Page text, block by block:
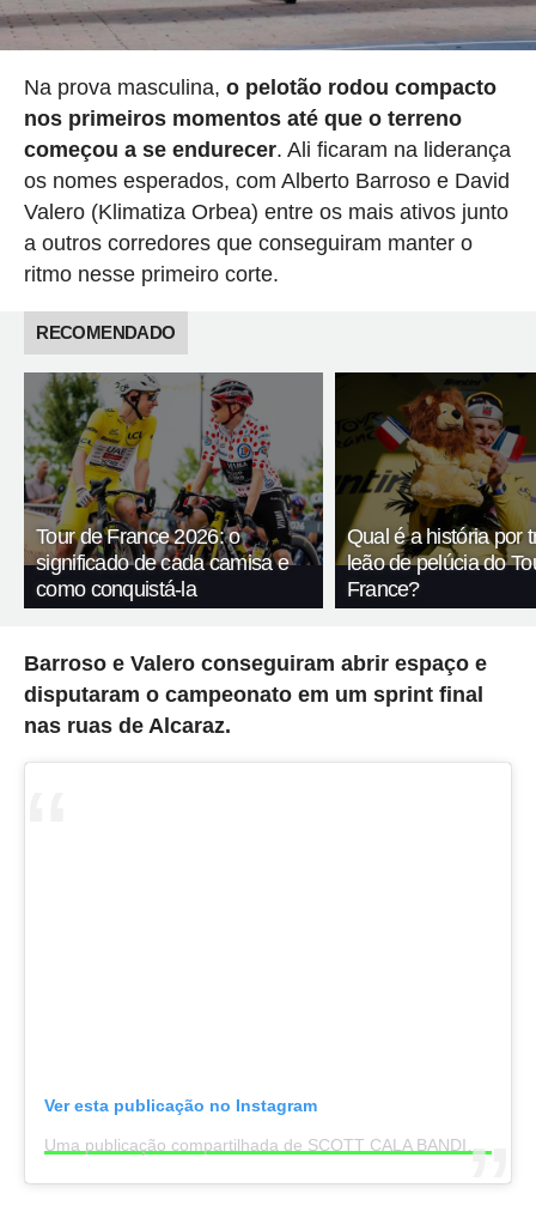
Na prova masculina, o pelotão rodou compacto
nos primeiros momentos até que o terreno
começou a se endurecer. Ali ficaram na liderança
os nomes esperados, com Alberto Barroso e David
Valero (Klimatiza Orbea) entre os mais ativos junto
a outros corredores que conseguiram manter o
ritmo nesse primeiro corte.
RECOMENDADO
Tour de France 2026: o
significado de cada camisa e
como conquistá-la
Qual é a história por
leão de pelúcia do
France?
Barroso e Valero conseguiram abrir espaço e
disputaram o campeonato em um sprint final
nas ruas de Alcaraz.
Ver esta publicação no Instagram